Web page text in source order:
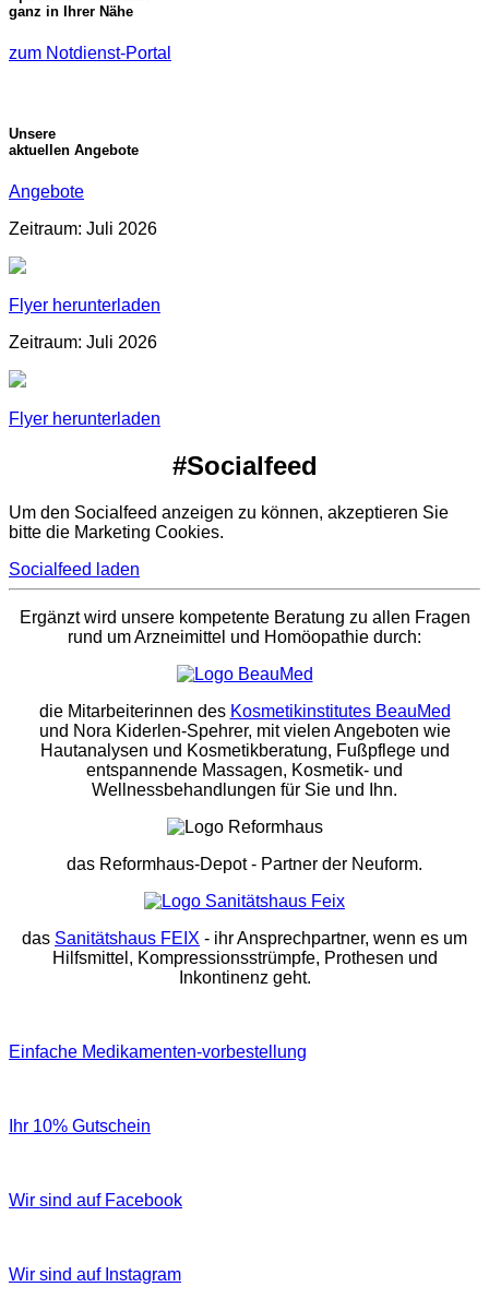
ganz in Ihrer Nähe
zum Notdienst-Portal
Unsere
aktuellen Angebote
Angebote
Zeitraum: Juli 2026
Flyer herunterladen
Zeitraum: Juli 2026
Flyer herunterladen
#Socialfeed
Um den Socialfeed anzeigen zu können, akzeptieren Sie
bitte die Marketing Cookies.
Socialfeed laden
Ergänzt wird unsere kompetente Beratung zu allen Fragen
rund um Arzneimittel und Homöopathie durch:
die Mitarbeiterinnen des Kosmetikinstitutes BeauMed
und Nora Kiderlen-Spehrer, mit vielen Angeboten wie
Hautanalysen und Kosmetikberatung, Fußpflege und
entspannende Massagen, Kosmetik- und
Wellnessbehandlungen für Sie und Ihn.
das Reformhaus-Depot- Partner der Neuform.
das Sanitätshaus FEIX - ihr Ansprechpartner, wenn es um
Hilfsmittel, Kompressionsstrümpfe, Prothesen und
Inkontinenz geht.
Einfache Medikamenten-vorbestellung
Ihr 10% Gutschein
Wir sind auf Facebook
Wir sind auf Instagram